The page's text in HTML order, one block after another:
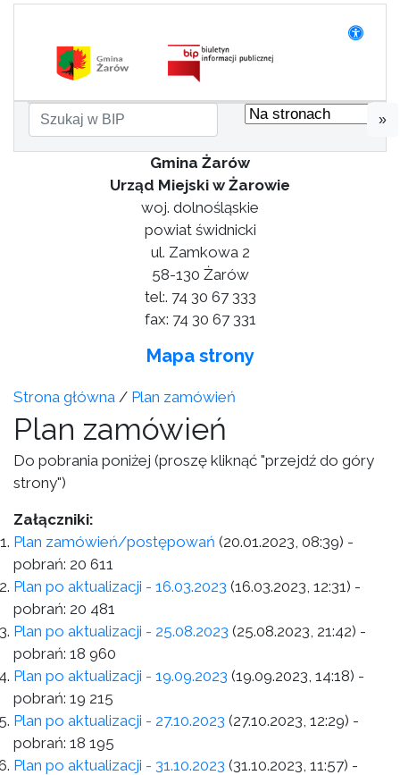
»
Gmina Żarów
Urząd Miejski w Żarowie
woj. dolnośląskie
powiat świdnicki
ul. Zamkowa 2
58-130 Żarów
tel:. 74 30 67 333
fax: 74 30 67 331
Mapa strony
Strona główna / Plan zamówień
Plan zamówień
Do pobrania poniżej (proszę kliknąć "przejdź do góry
strony")
Załączniki:
Plan zamówień/postępowań (20.01.2023, 08:39) -
pobrań: 20 611
Plan po aktualizacji - 16.03.2023 (16.03.2023, 12:31) -
pobrań: 20 481
Plan po aktualizacji - 25.08.2023 (25.08.2023, 21:42) -
pobrań: 18 960
Plan po aktualizacji - 19.09.2023 (19.09.2023, 14:18) -
pobrań: 19 215
Plan po aktualizacji - 27.10.2023 (27.10.2023, 12:29) -
pobrań: 18 195
Plan po aktualizacji - 31.10.2023 (31.10.2023, 11:57) -